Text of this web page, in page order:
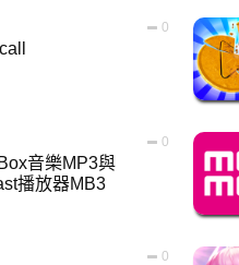
0
0
音樂MP3與
播放器MB3
0